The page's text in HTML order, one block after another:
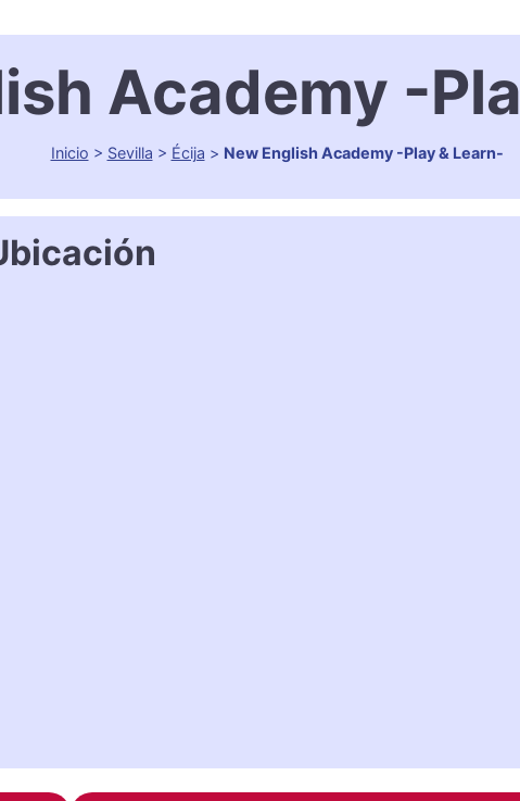
Academy -
Inicio > Sevilla > Écija > New English Academy -Play & Learn-